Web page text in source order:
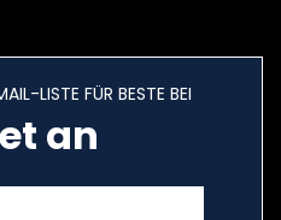
LISTE FÜR BESTE BEI
an